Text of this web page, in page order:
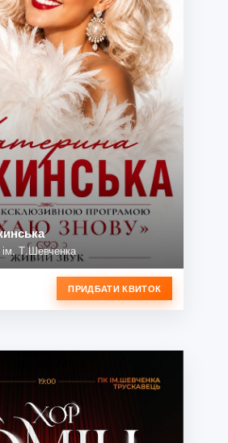
Т.Шевченка
ПРИДБАТИ КВИТОК